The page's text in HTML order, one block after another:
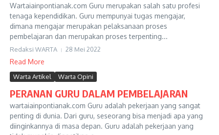
Wartaiainpontianak.com Guru merupakan salah satu profesi
tenaga kependidikan. Guru mempunyai tugas mengajar,
dimana mengajar merupakan pelaksanaan proses
pembelajaran dan merupakan proses terpenting...
Redaksi WARTA 28 Mei 2022
Read More
Warta Artikel Warta Opini
PERANAN GURU DALAM PEMBELAJARAN
wartaiainpontianak.com Guru adalah pekerjaan yang sangat
penting di dunia. Dari guru, seseorang bisa menjadi apa yang
diinginkannya di masa depan. Guru adalah pekerjaan yang